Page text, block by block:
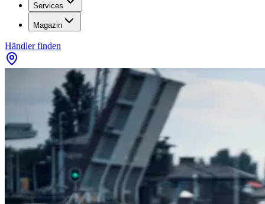
Services
Magazin
Händler finden